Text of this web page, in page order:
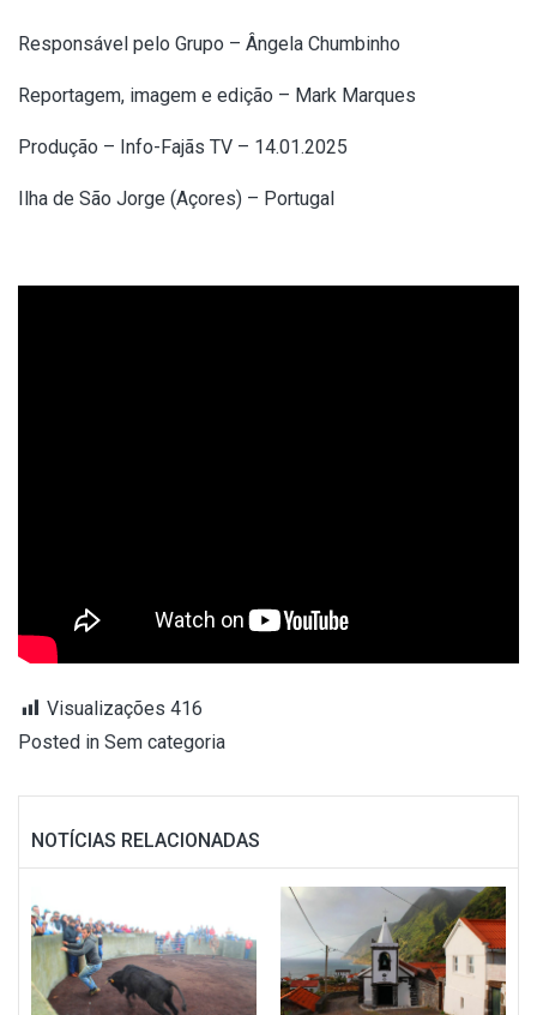
Responsável pelo Grupo – Ângela Chumbinho
Reportagem, imagem e edição – Mark Marques
Produção – Info-Fajãs TV – 14.01.2025
Ilha de São Jorge (Açores) – Portugal
Visualizações 416
Posted in Sem categoria
NOTÍCIAS RELACIONADAS